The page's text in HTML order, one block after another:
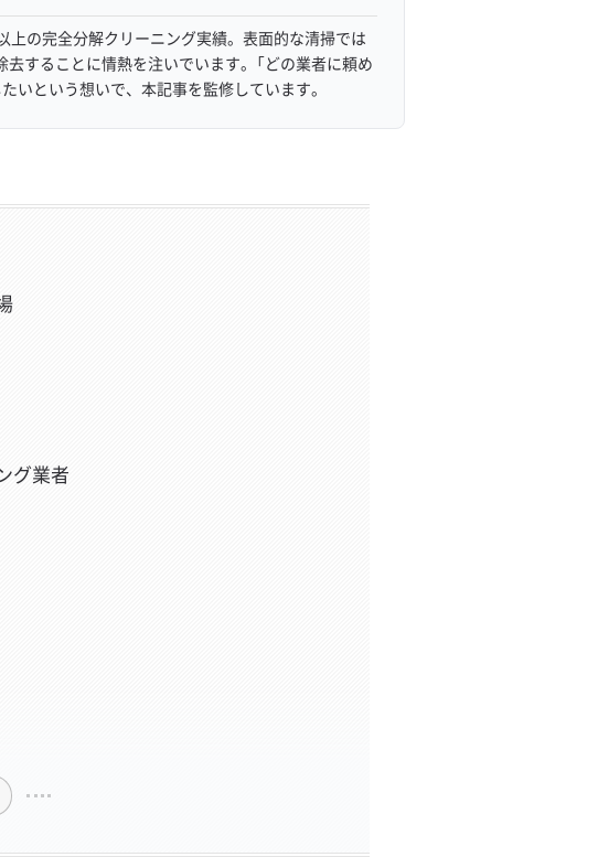
の完全分解クリーニング実績。表面的な清掃では
することに情熱を注いでいます。「どの業者に頼め
いという想いで、本記事を監修しています。
グ業者